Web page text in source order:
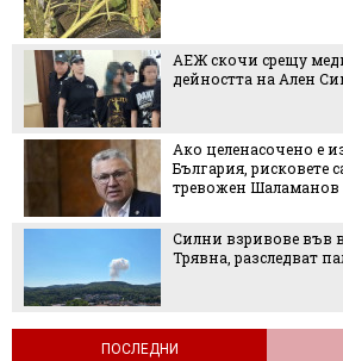
АЕЖ скочи срещу
дейността на Ален
Ако целенасочено е
България, рисковете
тревожен Шаламанов
Силни взривове във
Трявна, разследват
ПОСЛЕДНИ